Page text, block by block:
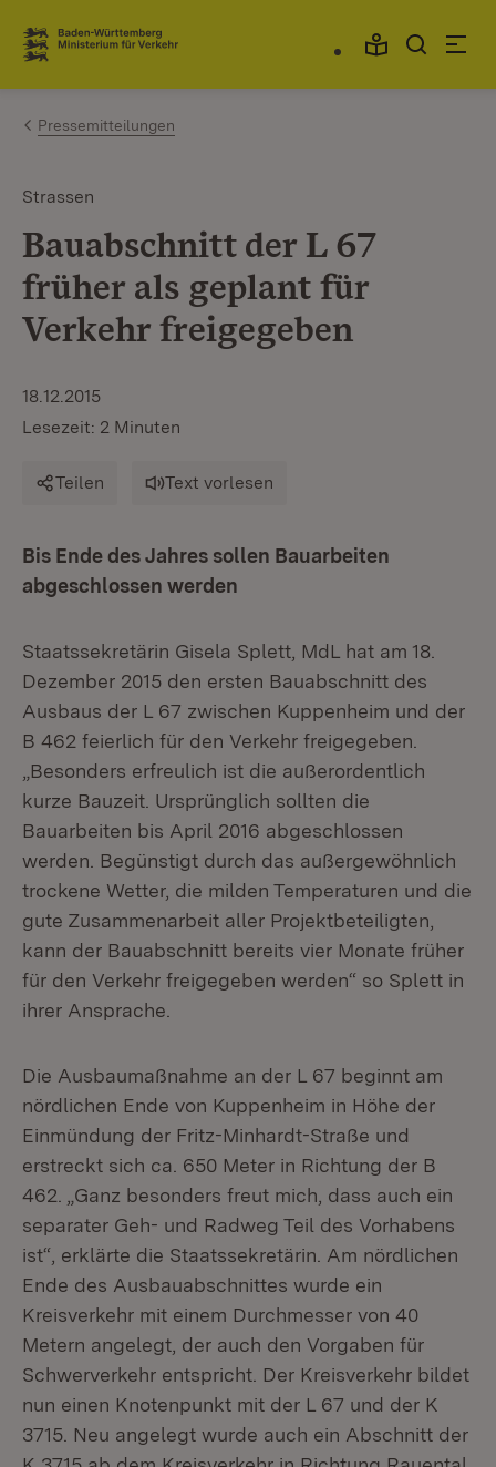
Zum Inhalt springen
Link zur Startseite
Pressemitteilungen
Strassen
Bauabschnitt der L 67
früher als geplant für
Verkehr freigegeben
18.12.2015
Lesezeit: 2 Minuten
Teilen Text vorlesen
Bis Ende des Jahres sollen Bauarbeiten
abgeschlossen werden
Staatssekretärin Gisela Splett, MdL hat am 18.
Dezember 2015 den ersten Bauabschnitt des
Ausbaus der L 67 zwischen Kuppenheim und der
B 462 feierlich für den Verkehr freigegeben.
„Besonders erfreulich ist die außerordentlich
kurze Bauzeit. Ursprünglich sollten die
Bauarbeiten bis April 2016 abgeschlossen
werden. Begünstigt durch das außergewöhnlich
trockene Wetter, die milden Temperaturen und die
gute Zusammenarbeit aller Projektbeteiligten,
kann der Bauabschnitt bereits vier Monate früher
für den Verkehr freigegeben werden“ so Splett in
ihrer Ansprache.
Die Ausbaumaßnahme an der L 67 beginnt am
nördlichen Ende von Kuppenheim in Höhe der
Einmündung der Fritz-Minhardt-Straße und
erstreckt sich ca. 650 Meter in Richtung der B
462. „Ganz besonders freut mich, dass auch ein
separater Geh- und Radweg Teil des Vorhabens
ist“, erklärte die Staatssekretärin. Am nördlichen
Ende des Ausbauabschnittes wurde ein
Kreisverkehr mit einem Durchmesser von 40
Metern angelegt, der auch den Vorgaben für
Schwerverkehr entspricht. Der Kreisverkehr bildet
nun einen Knotenpunkt mit der L 67 und der K
3715. Neu angelegt wurde auch ein Abschnitt der